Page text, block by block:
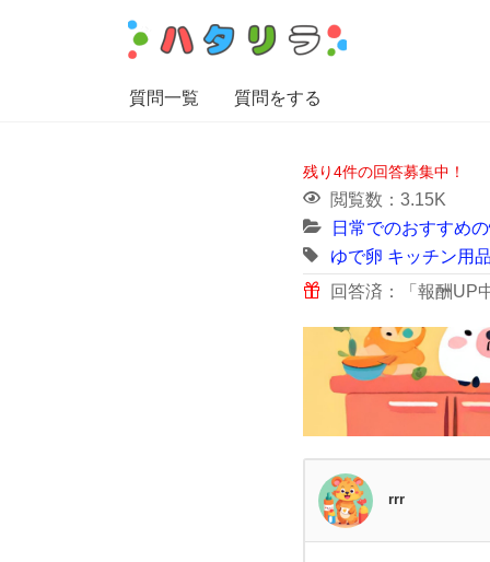
質問一覧 質問をする
残り4件の回答募集中！
閲覧数：3.15K
日常でのおすすめ
ゆで卵 キッチン用
回答済：「報酬UP
rrr